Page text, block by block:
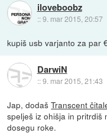
iloveboobz
::9. mar 2015, 20:57
kupiš usb varjanto za par €
DarwiN
::9. mar 2015, 21:43
Jap, dodašTranscent
spelješ iz ohišja in pritrdiš
dosegu roke.